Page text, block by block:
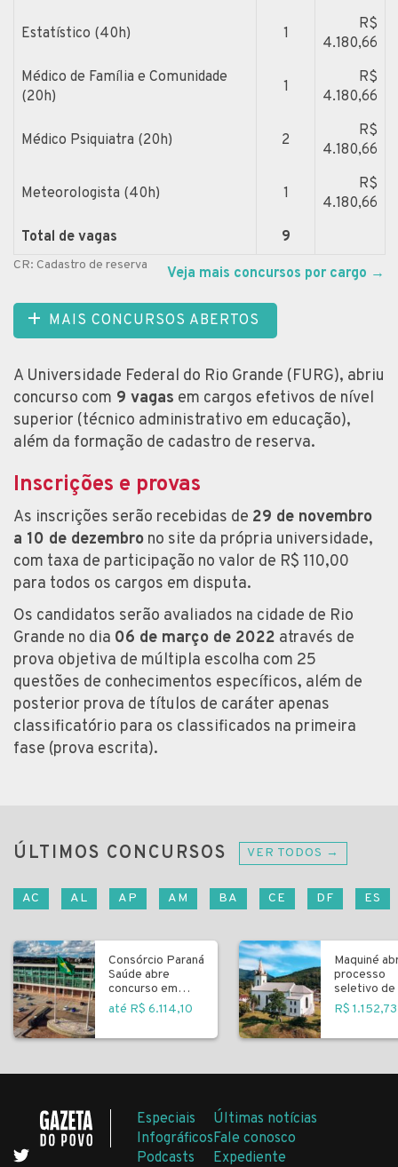
Estatístico (40h) 1
R$
4.180,66
Médico de Família e Comunidade
(20h)
1
R$
4.180,66
Médico Psiquiatra (20h) 2
R$
4.180,66
Meteorologista (40h) 1
R$
4.180,66
Total de vagas
9
CR: Cadastro de reserva Veja mais concursos por cargo →
MAIS CONCURSOS ABERTOS
A Universidade Federal do Rio Grande (FURG), abriu
concurso com 9 vagas em cargos efetivos de nível
superior (técnico administrativo em educação),
além da formação de cadastro de reserva.
Inscrições e provas
As inscrições serão recebidas de 29 de novembro
a 10 de dezembro no site da própria universidade,
com taxa de participação no valor de R$ 110,00
para todos os cargos em disputa.
Os candidatos serão avaliados na cidade de Rio
Grande no dia 06 de março de 2022 através de
prova objetiva de múltipla escolha com 25
questões de conhecimentos específicos, além de
posterior prova de títulos de caráter apenas
classificatório para os classificados na primeira
fase (prova escrita).
ÚLTIMOS CONCURSOS VER TODOS →
AC AL AP AM BA CE DF ES
Consórcio Paraná
Saúde abre
concurso em
Curitiba
até R$ 6.114,10
Maquiné
processo
seletivo de
R$ 1.152,73
Especiais
Infográficos
Podcasts
Últimas notícias
Fale conosco
Expediente